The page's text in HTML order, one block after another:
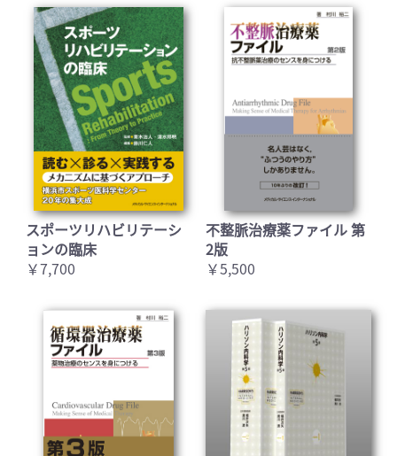
スポーツリハビリテーシ
ョンの臨床
￥7,700
不整脈治療薬ファイル 第
2版
￥5,500